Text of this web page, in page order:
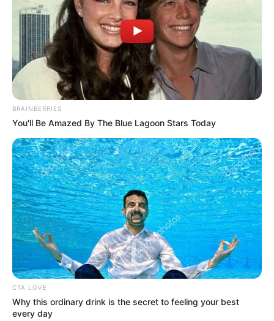
BRAINBERRIES
You'll Be Amazed By The Blue Lagoon Stars Today
CTA LOVE
Why this ordinary drink is the secret to feeling your best
every day